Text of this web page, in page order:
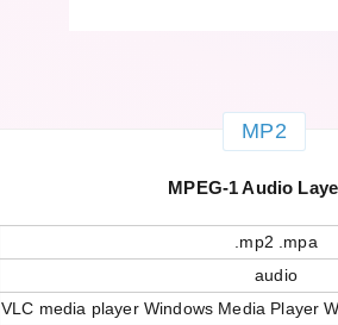
MP2
MPEG-1 Audio
.mp2 .mpa
audio
VLC media player Windows Media Player